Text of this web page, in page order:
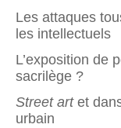
Les attaques
les intellectuels
L’exposition de
sacrilège ?
Street artet
urbain